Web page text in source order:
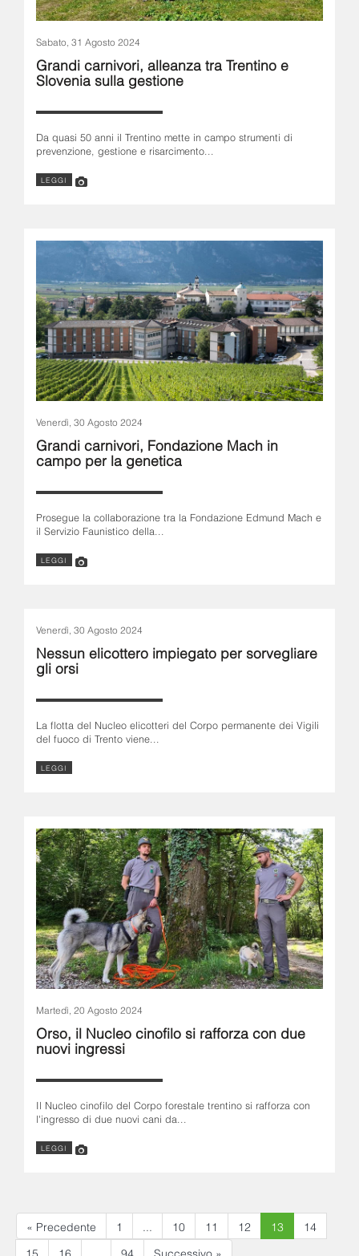
Sabato, 31 Agosto 2024
Grandi carnivori, alleanza tra Trentino e
Slovenia sulla gestione
Da quasi 50 anni il Trentino mette in campo strumenti di
prevenzione, gestione e risarcimento...
LEGGI
Venerdì, 30 Agosto 2024
Grandi carnivori, Fondazione Mach in
campo per la genetica
Prosegue la collaborazione tra la Fondazione Edmund Mach e
il Servizio Faunistico della...
LEGGI
Venerdì, 30 Agosto 2024
Nessun elicottero impiegato per sorvegliare
gli orsi
La flotta del Nucleo elicotteri del Corpo permanente dei Vigili
del fuoco di Trento viene...
LEGGI
Martedì, 20 Agosto 2024
Orso, il Nucleo cinofilo si rafforza con due
nuovi ingressi
Il Nucleo cinofilo del Corpo forestale trentino si rafforza con
l'ingresso di due nuovi cani da...
LEGGI
« Precedente 1 10 11 12 13 14
15 16 94 Successivo »